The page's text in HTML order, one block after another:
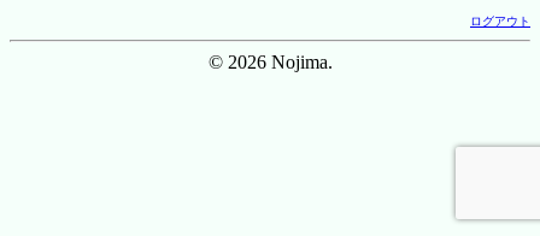
ログアウト
© 2026 Nojima.